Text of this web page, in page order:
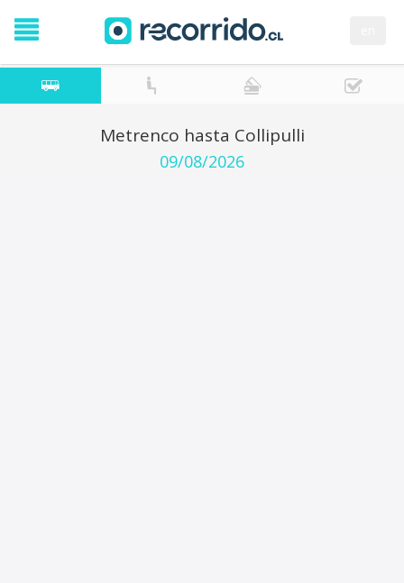
Metrenco hasta Collipulli
09/08/2026